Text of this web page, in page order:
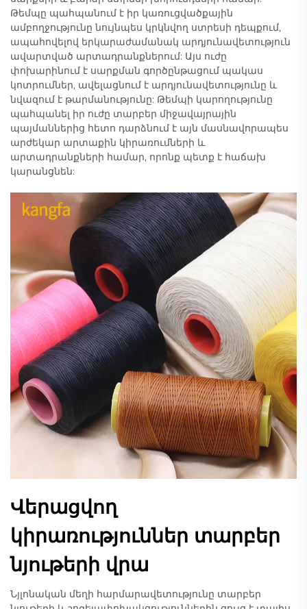
Թեմպը պահպանում է իր կառուցվածքային
ամբողջությունը նույնպես կրկնվող ստրեսի դեպքում,
ապահովելով երկարաժամանակ արդյունավետություն
ավարտված արտադրանքներում: Այս ուժը
փոխարինում է սարքման գործընթացում պակաս
կոտրումներ, ավելացնում է արդյունավետությունը և
նվազում է թարմանությունը: Թեմպի կարողությունը
պահպանել իր ուժը տարբեր միջավայրային
պայմաններից հետո դարձնում է այն մասնավորապես
արժեկար արտաքին կիրառումների և
արտադրանքների համար, որոնք պետք է հաճախ
կարանցնեն:
Վերացվող
կիրառություններ տարբեր
նյութերի վրա
Նյլոնական մեղի հարմարավետությունը տարբեր